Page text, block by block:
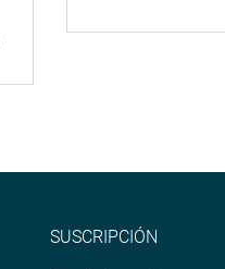
SUSCRIPCIÓN